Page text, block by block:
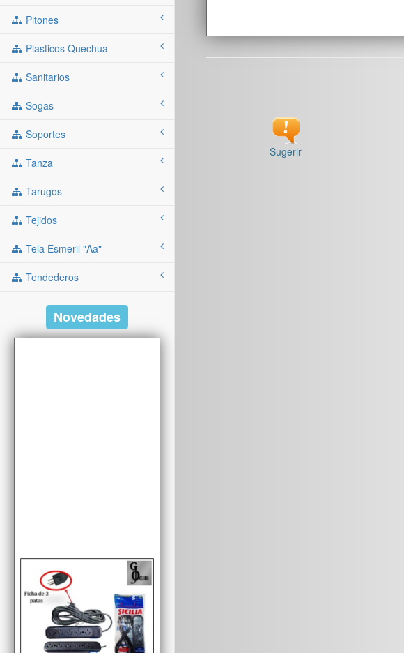
Pitones
Plasticos Quechua
Sanitarios
Sogas
Soportes
Tanza
Tarugos
Tejidos
Tela Esmeril "aa"
Tendederos
Novedades
Sugerir